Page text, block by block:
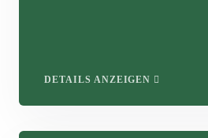
DETAILS ANZEIGEN